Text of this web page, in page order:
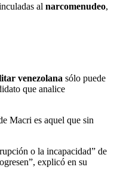
al narcomenudeo,
venezolana sólo puede
que analice
Macri es aquel que sin
o la incapacidad” de
explicó en su